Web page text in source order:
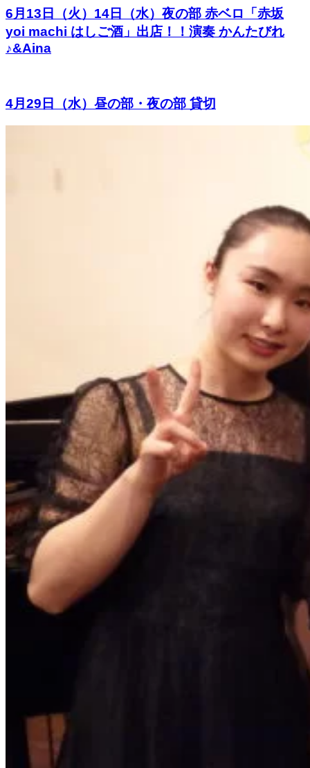
6月13日（火）14日（水）夜の部 赤ベロ「赤坂
yoi machi はしご酒」出店！！演奏 かんたびれ
♪&Aina
4月29日（水）昼の部・夜の部 貸切